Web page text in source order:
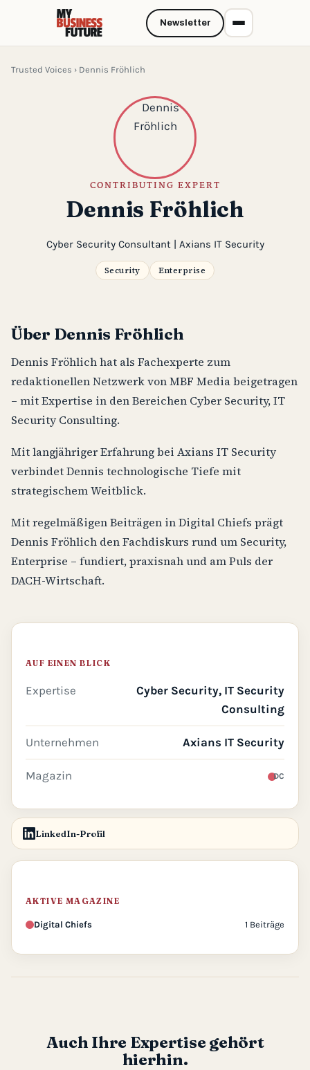
Trusted Voices › Dennis Fröhlich
CONTRIBUTING EXPERT
Dennis Fröhlich
Cyber Security Consultant | Axians IT Security
Security Enterprise
Über Dennis Fröhlich
Dennis Fröhlich hat als Fachexperte zum
redaktionellen Netzwerk von MBF Media beigetragen
– mit Expertise in den Bereichen Cyber Security, IT
Security Consulting.
Mit langjähriger Erfahrung bei Axians IT Security
verbindet Dennis technologische Tiefe mit
strategischem Weitblick.
Mit regelmäßigen Beiträgen in Digital Chiefs prägt
Dennis Fröhlich den Fachdiskurs rund um Security,
Enterprise – fundiert, praxisnah und am Puls der
DACH-Wirtschaft.
AUF EINEN BLICK
Expertise
Cyber Security, IT Security
Consulting
Unternehmen Axians IT Security
Magazin DC
LinkedIn-Profil
AKTIVE MAGAZINE
Digital Chiefs 1 Beiträge
Auch Ihre Expertise gehört
hierhin.
Newsletter